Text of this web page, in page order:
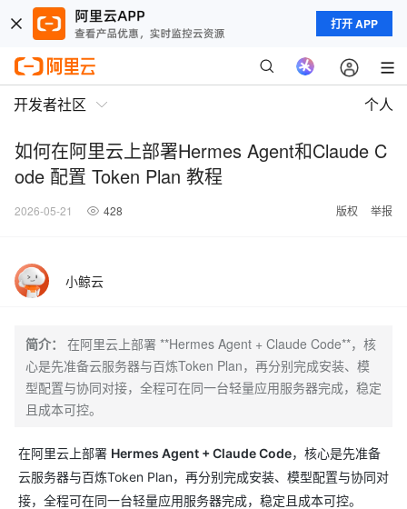
打开 APP
开发者社区 个人
如何在阿里云上部署Hermes Agent和Claude C
ode 配置 Token Plan 教程
2026-05-21 428 版权 举报
小鲸云
简介：
在阿里云上部署 **Hermes Agent + Claude Code**，核
心是先准备云服务器与百炼Token Plan，再分别完成安装、模
型配置与协同对接，全程可在同一台轻量应用服务器完成，稳定
且成本可控。
在阿里云上部署 Hermes Agent + Claude Code，核心是先准备
云服务器与百炼Token Plan，再分别完成安装、模型配置与协同对
接，全程可在同一台轻量应用服务器完成，稳定且成本可控。